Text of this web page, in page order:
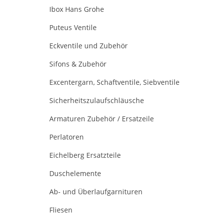
Ibox Hans Grohe
Puteus Ventile
Eckventile und Zubehör
Sifons & Zubehör
Excentergarn, Schaftventile, Siebventile
Sicherheitszulaufschläusche
Armaturen Zubehör / Ersatzeile
Perlatoren
Eichelberg Ersatzteile
Duschelemente
Ab- und Überlaufgarnituren
Fliesen